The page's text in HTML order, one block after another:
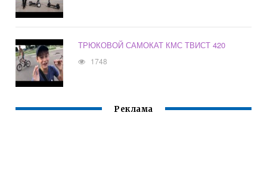
ТРЮКОВОЙ САМОКАТ КМС ТВИСТ 420
1748
Реклама